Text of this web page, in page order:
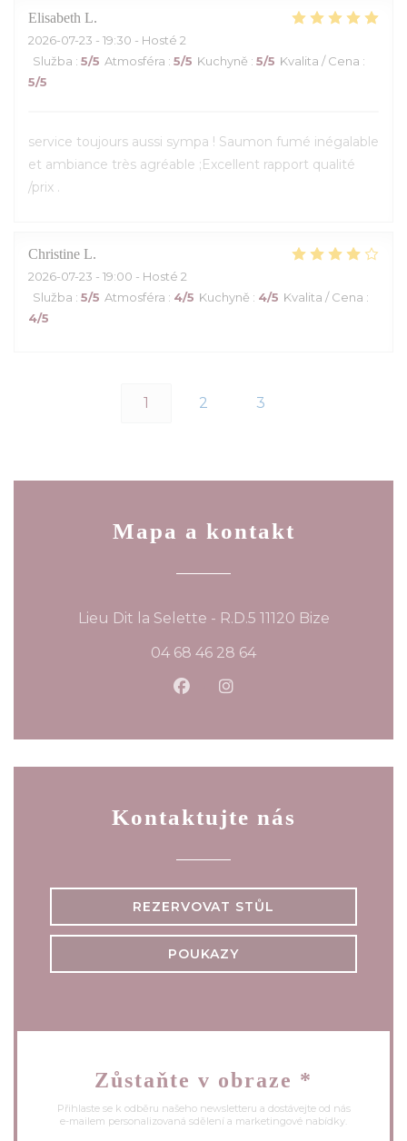
Elisabeth L
2026-07-23 - 19:30 - Hosté 2
Služba : 5/5 Atmosféra : 5/5 Kuchyně : 5/5 Kvalita / Cena :
5/5
service toujours aussi sympa ! Saumon fumé inégalable
et ambiance très agréable ;Excellent rapport qualité
/prix .
Christine L
2026-07-23 - 19:00 - Hosté 2
Služba : 5/5 Atmosféra : 4/5 Kuchyně : 4/5 Kvalita / Cena :
4/5
1 2 3
Mapa a kontakt
Lieu Dit la Selette - R.D.5 11120 Bize((otevře
04 68 46 28 64
Facebook ((otevře se v
Instagram ((otevře se
Kontaktujte nás
REZERVOVAT STŮL
POUKAZY
Zůstaňte v obraze *
Přihlaste se k odběru našeho newsletteru a dostávejte od nás
e-mailem personalizovaná sdělení a marketingové nabídky.